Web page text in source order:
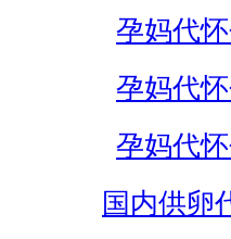
孕妈代
孕妈代
孕妈代
国内供卵